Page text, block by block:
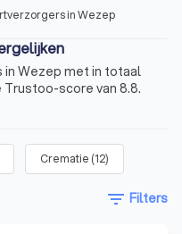
in Wezep
in Wezep met in totaal
score van 8.8.
Crematie (12)
filter_list Filters